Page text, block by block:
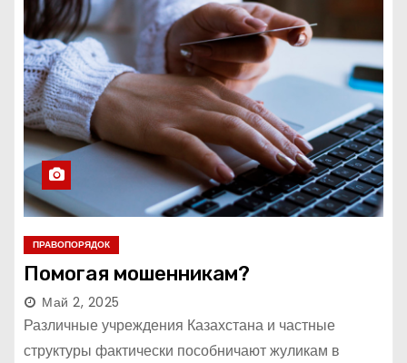
ПРАВОПОРЯДОК
Помогая мошенникам?
Май 2, 2025
Различные учреждения Казахстана и частные
структуры фактически пособничают жуликам в